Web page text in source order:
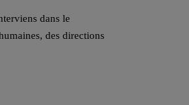
dans le
des directions